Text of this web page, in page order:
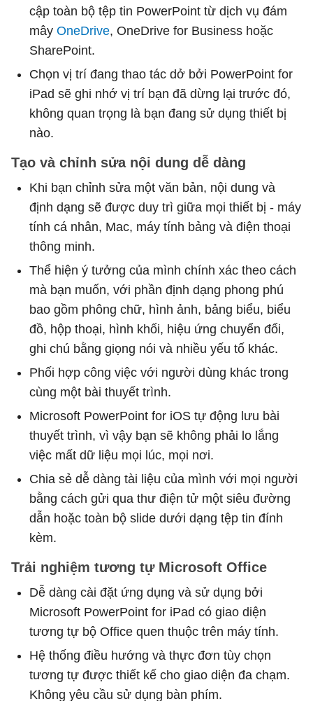
cập toàn bộ tệp tin PowerPoint từ dịch vụ đám
mây OneDrive, OneDrive for Business hoặc
SharePoint.
Chọn vị trí đang thao tác dở bởi PowerPoint for
iPad sẽ ghi nhớ vị trí bạn đã dừng lại trước đó,
không quan trọng là bạn đang sử dụng thiết bị
nào.
Tạo và chỉnh sửa nội dung dễ dàng
Khi bạn chỉnh sửa một văn bản, nội dung và
định dạng sẽ được duy trì giữa mọi thiết bị - máy
tính cá nhân, Mac, máy tính bảng và điện thoại
thông minh.
Thể hiện ý tưởng của mình chính xác theo cách
mà bạn muốn, với phần định dạng phong phú
bao gồm phông chữ, hình ảnh, bảng biểu, biểu
đồ, hộp thoại, hình khối, hiệu ứng chuyển đổi,
ghi chú bằng giọng nói và nhiều yếu tố khác.
Phối hợp công việc với người dùng khác trong
cùng một bài thuyết trình.
Microsoft PowerPoint for iOS tự động lưu bài
thuyết trình, vì vậy bạn sẽ không phải lo lắng
việc mất dữ liệu mọi lúc, mọi nơi.
Chia sẻ dễ dàng tài liệu của mình với mọi người
bằng cách gửi qua thư điện tử một siêu đường
dẫn hoặc toàn bộ slide dưới dạng tệp tin đính
kèm.
Trải nghiệm tương tự Microsoft Office
Dễ dàng cài đặt ứng dụng và sử dụng bởi
Microsoft PowerPoint for iPad có giao diện
tương tự bộ Office quen thuộc trên máy tính.
Hệ thống điều hướng và thực đơn tùy chọn
tương tự được thiết kế cho giao diện đa chạm.
Không yêu cầu sử dụng bàn phím.